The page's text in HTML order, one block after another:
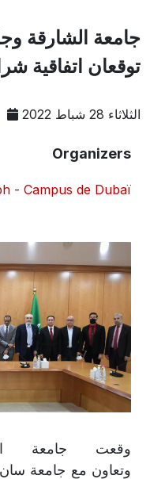
جامعة الشارقة
توقعان اتفاقية
الثلاثاء 28 شباط 2022
Organizers
- Campus de Dubaï
وقعت جامعة
وتعاون مع جامعة